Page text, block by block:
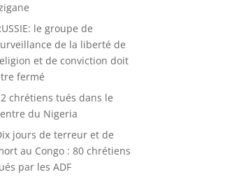
le groupe de
de la liberté de
et de conviction doit
fermé
chrétiens tués dans le
du Nigeria
jours de terreur et de
au Congo : 80 chrétiens
par les ADF